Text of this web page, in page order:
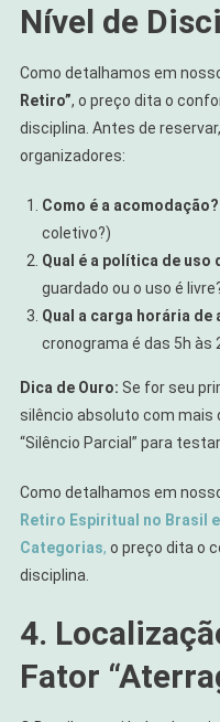
Nível de
Como detalhamos em
Retiro”, o preço dita o
disciplina. Antes de
organizadores:
Como é a acomodação?
coletivo?)
Qual é a política de uso
guardado ou o uso é
Qual a carga horária de
cronograma é das 5h às
Dica de Ouro: Se for seu
silêncio absoluto com mais
“Silêncio Parcial” para
Como detalhamos em
Retiro Espiritual no Brasil
Categorias, o preço dita o
disciplina.
4.
Fator